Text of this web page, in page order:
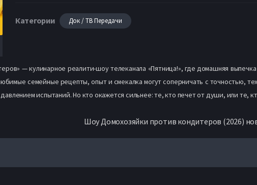
Категории Док / ТВ Передачи
— кулинарное реалити-шоу телеканала «Пятница!», где домашняя
семейные рецепты, опыт и смекалка могут соперничать с точностью,
испытаний. Но кто окажется сильнее: те, кто печет от души, или те,
Шоу Домохозяйки против кондитеров (2026)